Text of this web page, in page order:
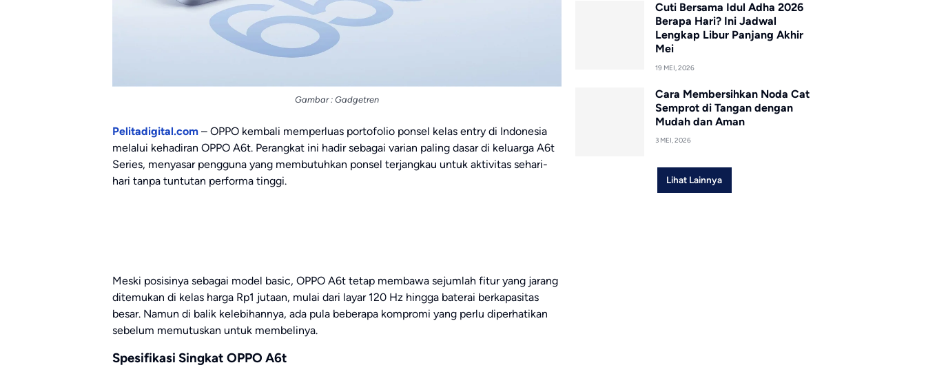
Gambar : Gadgetren
Pelitadigital.com – OPPO kembali memperluas portofolio ponsel kelas entry di Indonesia
melalui kehadiran OPPO A6t. Perangkat ini hadir sebagai varian paling dasar di keluarga A6t
Series, menyasar pengguna yang membutuhkan ponsel terjangkau untuk aktivitas sehari-
hari tanpa tuntutan performa tinggi.
Meski posisinya sebagai model basic, OPPO A6t tetap membawa sejumlah fitur yang jarang
ditemukan di kelas harga Rp1 jutaan, mulai dari layar 120 Hz hingga baterai berkapasitas
besar. Namun di balik kelebihannya, ada pula beberapa kompromi yang perlu diperhatikan
sebelum memutuskan untuk membelinya.
Spesifikasi Singkat OPPO A6t
Cuti Bersama Idul Adha 2026
Berapa Hari? Ini Jadwal
Lengkap Libur Panjang Akhir
Mei
19 MEI, 2026
Cara Membersihkan Noda Cat
Semprot di Tangan dengan
Mudah dan Aman
3 MEI, 2026
Lihat Lainnya